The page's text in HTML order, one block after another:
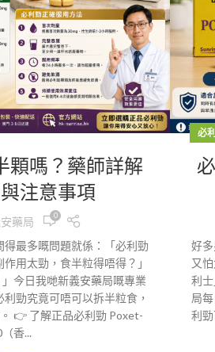
顆嗎？藥師詳解
注意事項
藥局 0
最多嘅問題就係：「必利勁
用太勁，食半粒得唔得？」
」今日我哋新義安藥局嘅專業
勁究竟可唔可以拆半粒食，
👉 了解正品必利勁 Poxet-
香...
必
好
又
利
局
利